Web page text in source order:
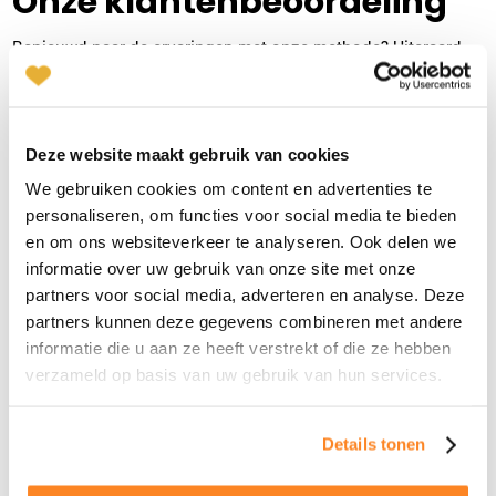
Deze website maakt gebruik van cookies
We gebruiken cookies om content en advertenties te
personaliseren, om functies voor social media te bieden
en om ons websiteverkeer te analyseren. Ook delen we
informatie over uw gebruik van onze site met onze
partners voor social media, adverteren en analyse. Deze
partners kunnen deze gegevens combineren met andere
informatie die u aan ze heeft verstrekt of die ze hebben
verzameld op basis van uw gebruik van hun services.
Details tonen
Benieuwd naar de ervaringen met onze methode? Uiteraard
vertellen wij je graag alles, maar onze gebruikers kunnen dat
Zakelijk, maar ook
persoonlijk
"Niki kwam bij mij in 1e instantie
vriendelijk over. Dit heb ik zeer
gewaardeerd. Tijdens het gesprek, wat
zeer soepel verliep, ervoer ik wel een zeker
gedachten. Dit heeft zeker te maken met
het oog op succes.......! Misschien moet ik
het inhoudelijk maar loslaten en het
"Het
van
dit
Alice van 't Hof
Amersfoort
033-2022017|email
Plan kennismaking
Amstelveen/Amsterdam
020-2610753|email